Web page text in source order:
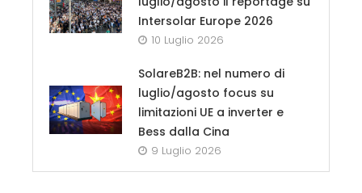
Intersolar Europe 2026
10 Luglio 2026
SolareB2B: nel numero di
luglio/agosto focus su
limitazioni UE a inverter e
Bess dalla Cina
9 Luglio 2026